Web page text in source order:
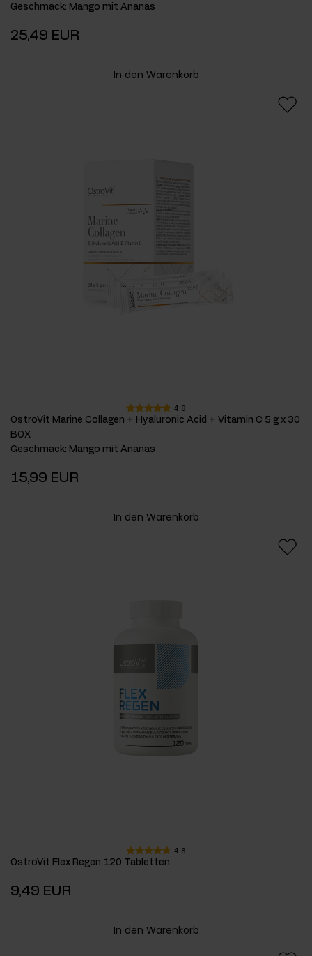
Geschmack: Mango mit Ananas
25,49 EUR
In den Warenkorb
4.8
OstroVit Marine Collagen + Hyaluronic Acid + Vitamin C 5 g x 30
BOX
Geschmack: Mango mit Ananas
15,99 EUR
In den Warenkorb
4.8
OstroVit Flex Regen 120 Tabletten
9,49 EUR
In den Warenkorb